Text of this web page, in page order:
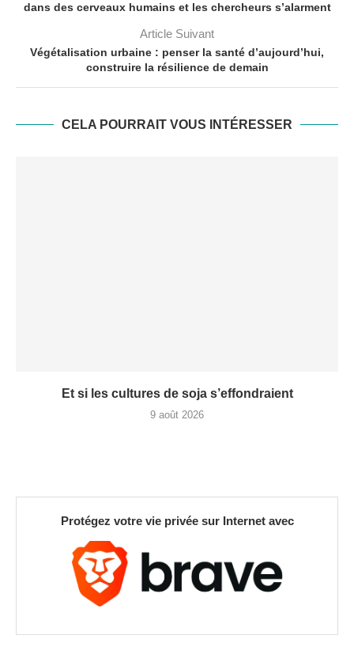
dans des cerveaux humains et les chercheurs s’alarment
Article Suivant
Végétalisation urbaine : penser la santé d’aujourd’hui,
construire la résilience de demain
CELA POURRAIT VOUS INTÉRESSER
Et si les cultures de soja s’effondraient
9 août 2026
Protégez votre vie privée sur Internet avec